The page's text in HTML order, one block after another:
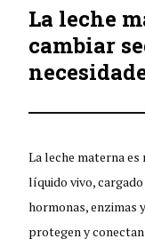
La leche
cambiar
La leche materna es
líquido vivo,
hormonas, enzimas
protegen y